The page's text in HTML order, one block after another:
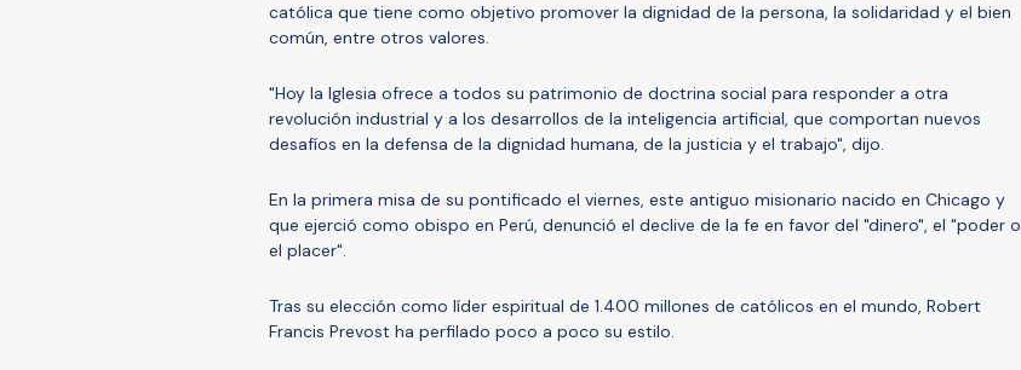
católica que tiene como objetivo promover la dignidad de la persona, la solidaridad y el bien
común, entre otros valores.
"Hoy la Iglesia ofrece a todos su patrimonio de doctrina social para responder a otra
revolución industrial y a los desarrollos de la inteligencia artificial, que comportan nuevos
desafíos en la defensa de la dignidad humana, de la justicia y el trabajo", dijo.
En la primera misa de su pontificado el viernes, este antiguo misionario nacido en Chicago y
que ejerció como obispo en Perú, denunció el declive de la fe en favor del "dinero", el "poder o
el placer".
Tras su elección como líder espiritual de 1.400 millones de católicos en el mundo, Robert
Francis Prevost ha perfilado poco a poco su estilo.